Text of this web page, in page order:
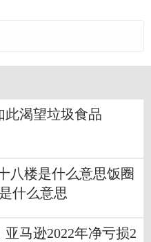
此渴望垃圾食品
八楼是什么意思饭圈
什么意思
马逊2022年净亏损2